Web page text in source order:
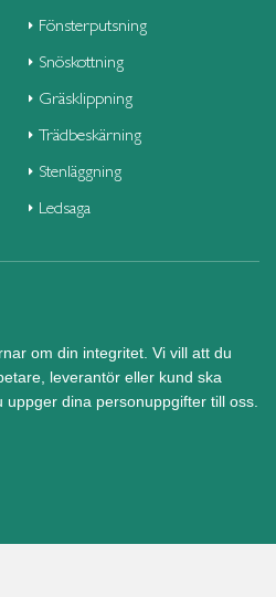
Fönsterputsning
Snöskottning
Gräsklippning
Trädbeskärning
Stenläggning
Ledsaga
om din integritet. Vi vill att du
leverantör eller kund ska
dina personuppgifter till oss.